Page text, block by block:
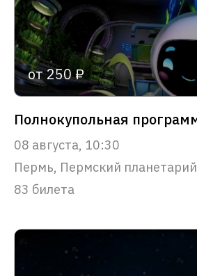
от 250 ₽
08 августа, 10:30
Пермь, Пермский планетарий
83 билета